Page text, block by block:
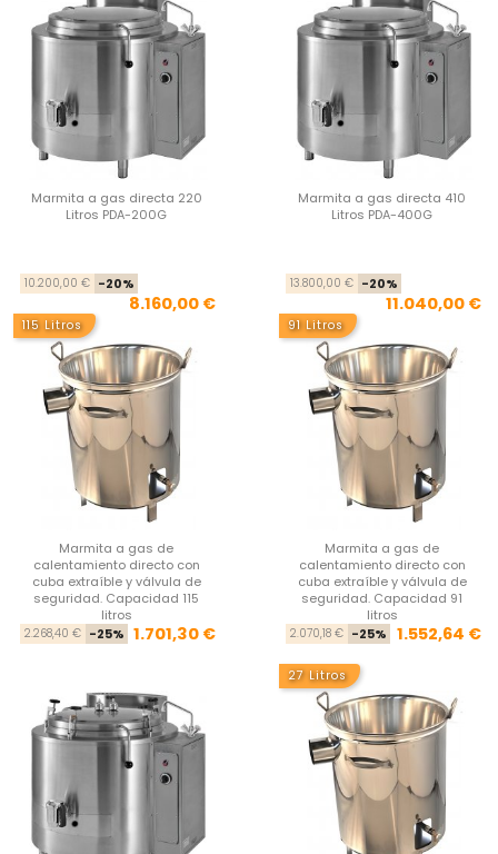
Marmita a gas directa 220
Litros PDA-200G
Precio base
10.200,00 € -20%
8.160,00 €
Marmita a gas directa 410
Litros PDA-400G
13.800,00 € -20%
11.040,00 €
115 Litros
Marmita a gas de
calentamiento directo con
cuba extraíble y válvula de
seguridad. Capacidad 115
litros
Precio base
2.268,40 € -25% Precio
1.701,30 €
91 Litros
Marmita a gas de
calentamiento directo con
cuba extraíble y válvula de
seguridad. Capacidad 91
litros
2.070,18 € -25% 1.552,64 €
27 Litros